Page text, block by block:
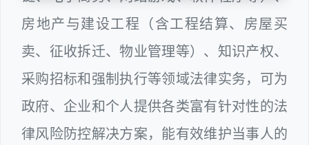
房地产与建设工程（含工程结算、房屋买
卖、征收拆迁、物业管理等）、知识产权、
采购招标和强制执行等领域法律实务，可为
政府、企业和个人提供各类富有针对性的法
律风险防控解决方案，能有效维护当事人的